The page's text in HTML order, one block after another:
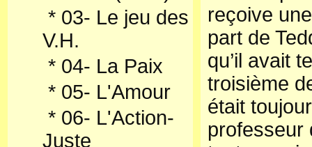
* 03- Le jeu des
V.H.
* 04- La Paix
* 05- L'Amour
* 06- L'Action-
Juste
reçoive
part de
qu’il avait
troisième
était
professeur